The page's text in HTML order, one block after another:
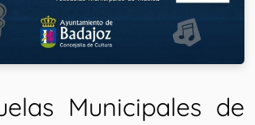
Municipales de